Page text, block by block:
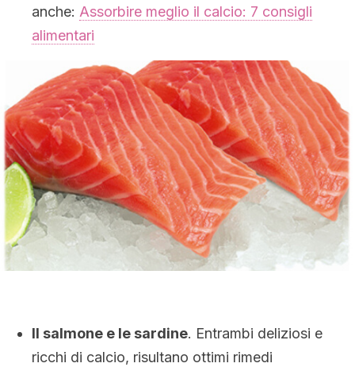
anche: Assorbire meglio il calcio: 7 consigli
alimentari
Il salmone e le sardine. Entrambi deliziosi e
ricchi di calcio, risultano ottimi rimedi